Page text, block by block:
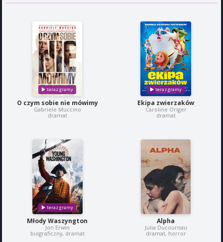
O czym sobie nie mówimy
Gabriele Muccino
dramat
Ekipa zwierzaków
Caroline Origer
dramat
Młody Waszyngton
Jon Erwin
biograficzny, dramat
Alpha
Julia Ducournau
dramat, horror